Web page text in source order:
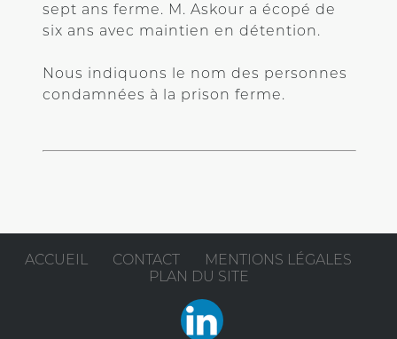
sept ans ferme. M. Askour a écopé de
six ans avec maintien en détention.
Nous indiquons le nom des personnes
condamnées à la prison ferme.
ACCUEIL CONTACT
MENTIONS LÉGALES
PLAN DU SITE